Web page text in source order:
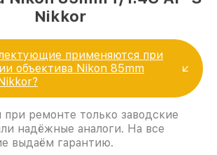
Nikkor
применяются при
объектива Nikon 85mm
ремонте только заводские
надёжные аналоги. На все
выдаём гарантию.